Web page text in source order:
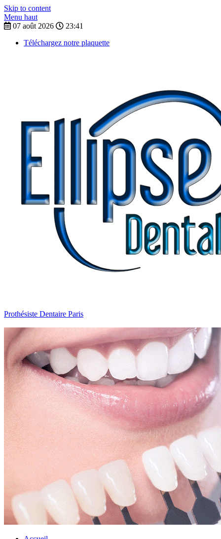
Skip to content
Menu haut
07 août 2026
23:41
Téléchargez notre plaquette
Prothésiste Dentaire Paris
Ellipse Dentale
Prothésiste Dentaire Paris